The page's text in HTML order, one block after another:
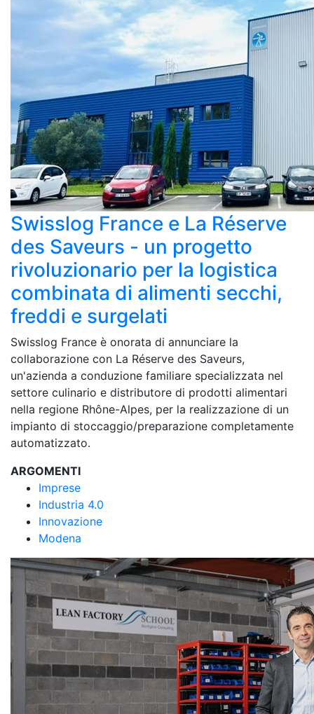
Swisslog France e La Réserve
des Saveurs - un progetto
rivoluzionario per la logistica
combinata di alimenti secchi,
freddi e surgelati
Swisslog France è onorata di annunciare la
collaborazione con La Réserve des Saveurs,
un'azienda a conduzione familiare specializzata nel
settore culinario e distributore di prodotti alimentari
nella regione Rhône-Alpes, per la realizzazione di un
impianto di stoccaggio/preparazione completamente
automatizzato.
ARGOMENTI
Imprese
Industria 4.0
Innovazione
Modena